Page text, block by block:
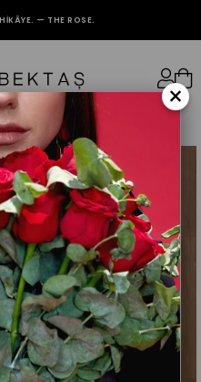
— THE ROSE.
×